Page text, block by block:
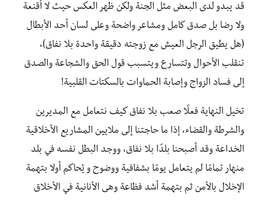
قد يبدو لدى البعض مثل الجنة ولكن ظهر العكس حيث لا أقنعة
ولا رضا بل صدق كامل ومشاعر واضحة وعلى لسان أحد الأبطال
(هل يطيق الرجل العيش مع زوجته دقيقة واحدة بلا نفاق)،
تنقلب الأحوال وتتسارع ويتسبب قول الحق والشجاعة والصدق
إلى فساد الزواج وإصابة الحماوات بالسكتات القلبية!
تخيل النهاية فعلًا صعب بلا نفاق كيف نتعامل مع المديرين
والشرطة والقضاء، إذا ما حاجتنا إلى ملايين المشاريع الأخلاقية
الخداعة وقد أصبحنا بلدًا بلا نفاق، ووجد البطل نفسه في بلد
منهار تمامًا لم يتعامل يومًا بشفافية ووضوح و يُحاكم أولا بتهمة
الإخلال بالأمن ثم بتهمة أشد فظاعة وهى الأنانية في الأخلاق